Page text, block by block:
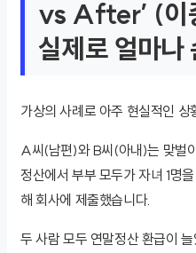
vs After’ (이
실제로 얼마나
가상의 사례로 아주 현실적인 상
A씨(남편)와 B씨(아내)는 맞벌
정산에서 부부 모두가 자녀 1명
해 회사에 제출했습니다.
두 사람 모두 연말정산 환급이